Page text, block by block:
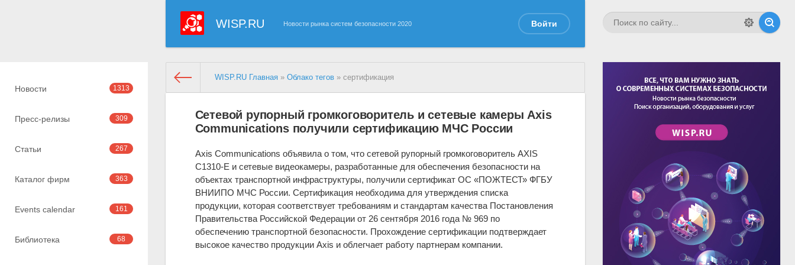
WISP.RU Новости рынка систем безопасности 2020 Войти
Новости 1313
Пресс-релизы 309
Статьи 267
Каталог фирм 363
Events calendar 161
Библиотека 68
WISP.RU Главная» Облако тегов» сертификация
Сетевой рупорный громкоговоритель и сетевые камеры Axis
Communications получили сертификацию МЧС России
Axis Communications объявила о том, что сетевой рупорный громкоговоритель AXIS
С1310-E и сетевые видеокамеры, разработанные для обеспечения безопасности на
объектах транспортной инфраструктуры, получили сертификат ОС «ПОЖТЕСТ» ФГБУ
ВНИИПО МЧС России. Сертификация необходима для утверждения списка
продукции, которая соответствует требованиям и стандартам качества Постановления
Правительства Российской Федерации от 26 сентября 2016 года № 969 по
обеспечению транспортной безопасности. Прохождение сертификации подтверждает
высокое качество продукции Axis и облегчает работу партнерам компании.